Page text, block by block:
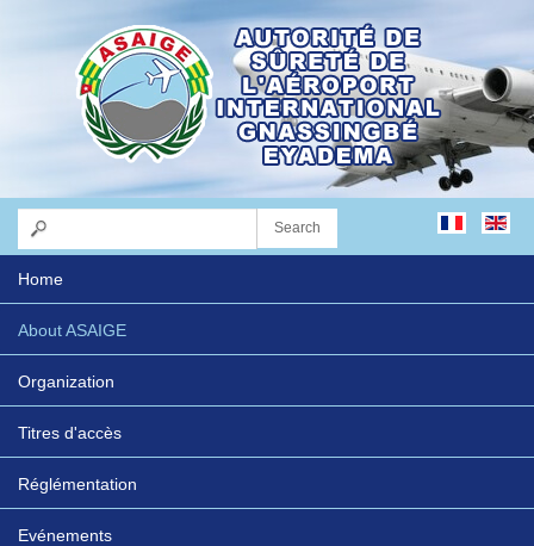
Home
About ASAIGE
Organization
Titres d'accès
Réglémentation
Evénements